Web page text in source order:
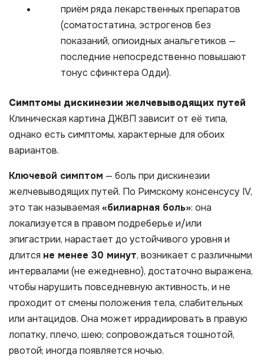
приём ряда лекарственных препаратов
(соматостатина, эстрогенов без
показаний, опиоидных анальгетиков —
последние непосредственно повышают
тонус сфинктера Одди).
Симптомы дискинезии желчевыводящих путей
Клиническая картина ДЖВП зависит от её типа,
однако есть симптомы, характерные для обоих
вариантов.
Ключевой симптом — боль при дискинезии
желчевыводящих путей. По Римскому консенсусу IV,
это так называемая «билиарная боль»: она
локализуется в правом подреберье и/или
эпигастрии, нарастает до устойчивого уровня и
длится не менее 30 минут, возникает с различными
интервалами (не ежедневно), достаточно выражена,
чтобы нарушить повседневную активность, и не
проходит от смены положения тела, слабительных
или антацидов. Она может иррадиировать в правую
лопатку, плечо, шею; сопровождаться тошнотой,
рвотой; иногда появляется ночью.